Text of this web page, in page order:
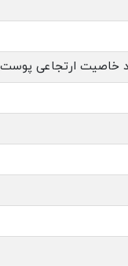
خاصیت ارتجاعی